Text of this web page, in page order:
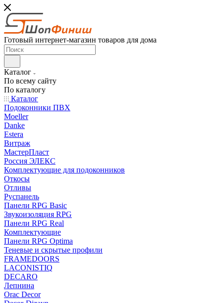
Готовый интернет-магазин товаров для дома
Каталог
По всему сайту
По каталогу
Каталог
Подоконники ПВХ
Moeller
Danke
Estera
Витраж
МастерПласт
Россия ЭЛЕКС
Комплектующие для подоконников
Откосы
Отливы
Руспанель
Панели RPG Basic
Звукоизоляция RPG
Панели RPG Real
Комплектующие
Панели RPG Optima
Теневые и скрытые профили
FRAMEDOORS
LACONISTIQ
DECARO
Лепнина
Orac Decor